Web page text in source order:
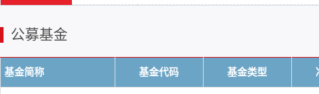
公募基金
基金简称 基金代码 基金类型